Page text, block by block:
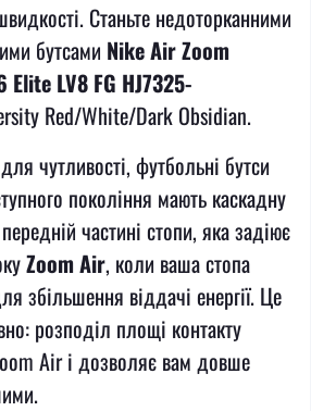
Станьте недоторканними
бутсами Nike Air Zoom
LV8 FG HJ7325-
Red/White/Dark Obsidian.
чутливості, футбольні бутси
покоління мають каскадну
частині стопи, яка задіює
Zoom Air, коли ваша стопа
збільшення віддачі енергії. Це
розподіл площі контакту
Air і дозволяє вам довше